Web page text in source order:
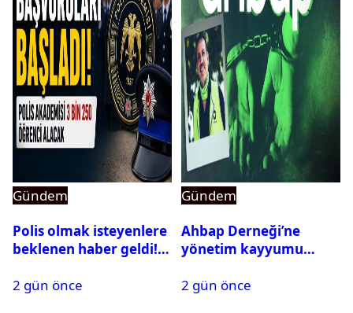
Gündem
Polis olmak isteyenlere
beklenen haber geldi!
2 gün önce
Gündem
Ahbap Derneği’ne
yönetim kayyumu
açıldı
2 gün önce